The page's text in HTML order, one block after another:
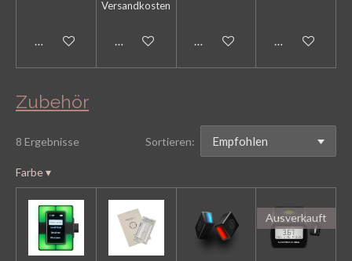
Bei Verfügbarkeit benachrichtigen
Versandkosten
In den WarenkorbIn den WarenkorbIn den
Zubehör
8 Ergebnisse Sortieren:
Farbe▾
Ausverkauft